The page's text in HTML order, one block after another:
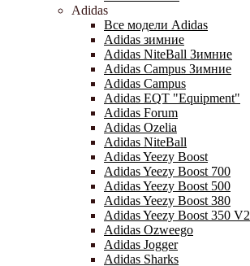
Adidas
Все модели Adidas
Adidas зимние
Adidas NiteBall Зимние
Adidas Campus Зимние
Adidas Campus
Adidas EQT "Equipment"
Adidas Forum
Adidas Ozelia
Adidas NiteBall
Adidas Yeezy Boost
Adidas Yeezy Boost 700
Adidas Yeezy Boost 500
Adidas Yeezy Boost 380
Adidas Yeezy Boost 350 V2
Adidas Ozweego
Adidas Jogger
Adidas Sharks